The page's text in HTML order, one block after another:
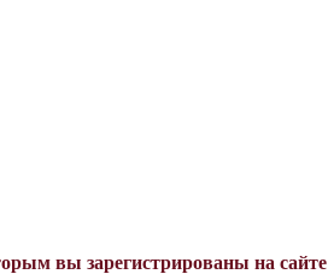
вы зарегистрированы на сайте